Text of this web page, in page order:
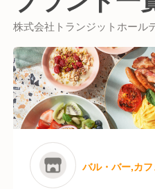
成、効率的な運営を支え
営を総合的にバックアッ
し、最適なオペレーショ
株式会社トランジットホール
バル・バー,カフ